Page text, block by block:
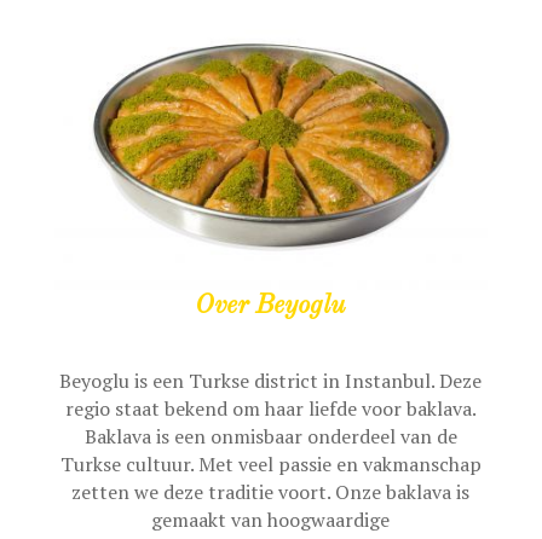
Over Beyoglu
Beyoglu is een Turkse district in Instanbul. Deze
regio staat bekend om haar liefde voor baklava.
Baklava is een onmisbaar onderdeel van de
Turkse cultuur. Met veel passie en vakmanschap
zetten we deze traditie voort. Onze baklava is
gemaakt van hoogwaardige